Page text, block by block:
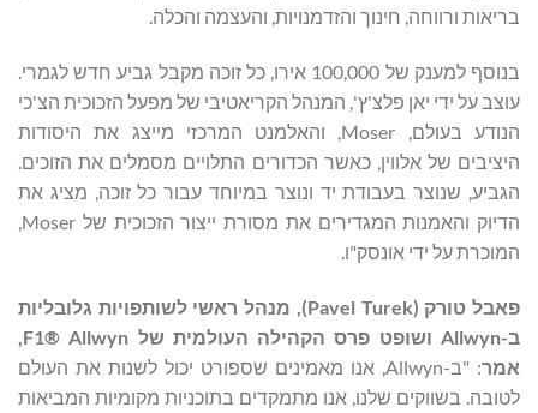
בריאות ורווחה, חינוך והזדמנויות, והעצמה והכלה.
בנוסף למענק של 100,000 אירו, כל זוכה מקבל גביע חדש לגמרי.
עוצב על ידי יאן פלצ'ץ', המנהל הקריאטיבי של מפעל הזכוכית הצ'כי
הנודע בעולם, Moser, והאלמנט המרכזי מייצג את היסודות
היציבים של אלווין, כאשר הכדורים התלויים מסמלים את הזוכים.
הגביע, שנוצר בעבודת יד ונוצר במיוחד עבור כל זוכה, מציג את
הדיוק והאמנות המגדירים את מסורת ייצור הזכוכית של Moser,
המוכרת על ידי אונסק"ו.
פאבל טורק (Pavel Turek), מנהל ראשי לשותפויות גלובליות
ב-Allwynושופט פרס הקהילה העולמית של F1® Allwyn
,
אמר
: "ב-Allwyn, אנו מאמינים שספורט יכול לשנות את העולם
לטובה. בשווקים שלנו, אנו מתמקדים בתוכניות מקומיות המביאות